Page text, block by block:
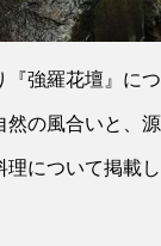
強羅花壇』に
然の風合いと、
について掲載